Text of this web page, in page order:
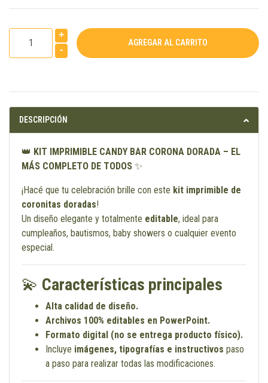
+
-
DESCRIPCIÓN
👑 KIT IMPRIMIBLE CANDY BAR CORONA DORADA – EL
MÁS COMPLETO DE TODOS ✨
¡Hacé que tu celebración brille con este kit imprimible de
coronitas doradas!
Un diseño elegante y totalmente editable, ideal para
cumpleaños, bautismos, baby showers o cualquier evento
especial.
💫 Características principales
Alta calidad de diseño.
Archivos 100% editables en PowerPoint.
Formato digital (no se entrega producto físico).
Incluye imágenes, tipografías e instructivos paso
a paso para realizar todas las modificaciones.